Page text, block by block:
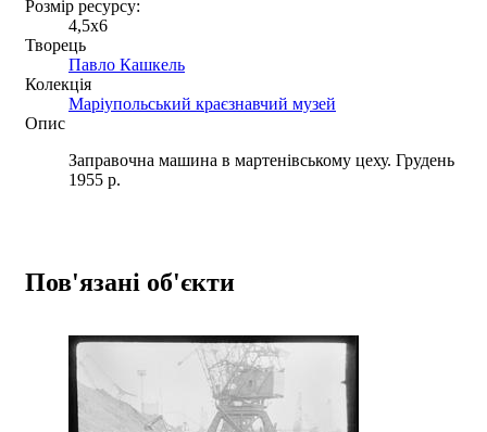
Розмір ресурсу:
4,5x6
Творець
Павло Кашкель
Колекція
Маріупольський краєзнавчий музей
Опис
Заправочна машина в мартенівському цеху. Грудень
1955 р.
Пов'язані об'єкти